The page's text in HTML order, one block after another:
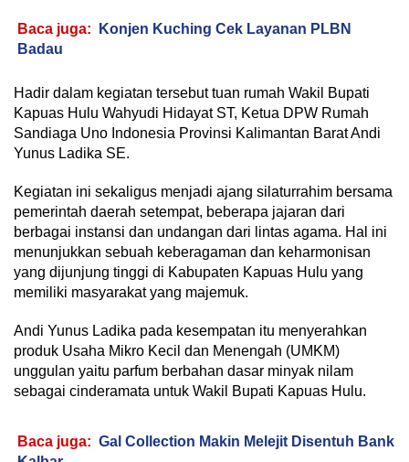
Baca juga:
Konjen Kuching Cek Layanan PLBN
Badau
Hadir dalam kegiatan tersebut tuan rumah Wakil Bupati
Kapuas Hulu Wahyudi Hidayat ST, Ketua DPW Rumah
Sandiaga Uno Indonesia Provinsi Kalimantan Barat Andi
Yunus Ladika SE.
Kegiatan ini sekaligus menjadi ajang silaturrahim bersama
pemerintah daerah setempat, beberapa jajaran dari
berbagai instansi dan undangan dari lintas agama. Hal ini
menunjukkan sebuah keberagaman dan keharmonisan
yang dijunjung tinggi di Kabupaten Kapuas Hulu yang
memiliki masyarakat yang majemuk.
Andi Yunus Ladika pada kesempatan itu menyerahkan
produk Usaha Mikro Kecil dan Menengah (UMKM)
unggulan yaitu parfum berbahan dasar minyak nilam
sebagai cinderamata untuk Wakil Bupati Kapuas Hulu.
Baca juga: Gal Collection Makin Melejit Disentuh Bank